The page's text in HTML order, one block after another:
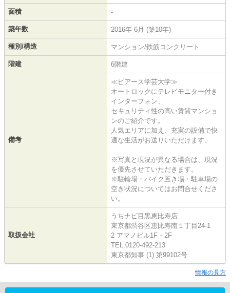
面積 -
築年数 2016年 6月 (築10年)
種別/構造 マンション/鉄筋コンクリート
階建 6階建
備考
≪ピアース学芸大学≫
オートロックにテレビモニター付き
インターフォン、
セキュリティ性の高い賃貸マンショ
ンのご紹介です。
人気エリアに加え、充実の設備で快
適な生活がお送りいただけます。
※写真と現況が異なる場合は、現況
を優先させていただきます。
※駐輪場・バイク置き場・駐車場の
空き状況についてはお問合せくださ
い。
取扱会社
うちナビ目黒恵比寿店
東京都渋谷区恵比寿南１丁目24-1
2 アマノビル1F・2F
TEL:0120-492-213
東京都知事 (1) 第99102号
情報の見方